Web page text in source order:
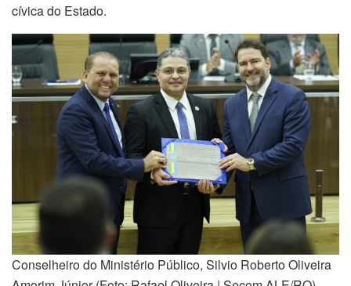
cívica do Estado.
Conselheiro do Ministério Público, Silvio Roberto Oliveira